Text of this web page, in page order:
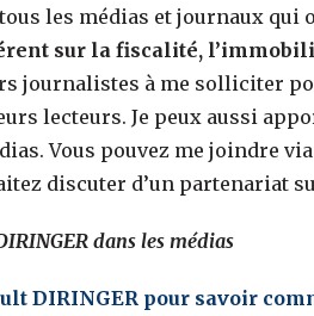
les médias et journaux qui
sur la fiscalité,
journalistes à me solliciter
lecteurs. Je peux aussi
Vous pouvez me joindre
discuter d’un partenariat
dans les médias
DIRINGER pour savoir